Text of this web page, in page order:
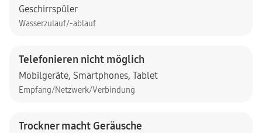
Geschirrspüler
Wasserzulauf/-ablauf
Telefonieren nicht möglich
Mobilgeräte, Smartphones, Tablet
Empfang/Netzwerk/Verbindung
Trockner macht Geräusche